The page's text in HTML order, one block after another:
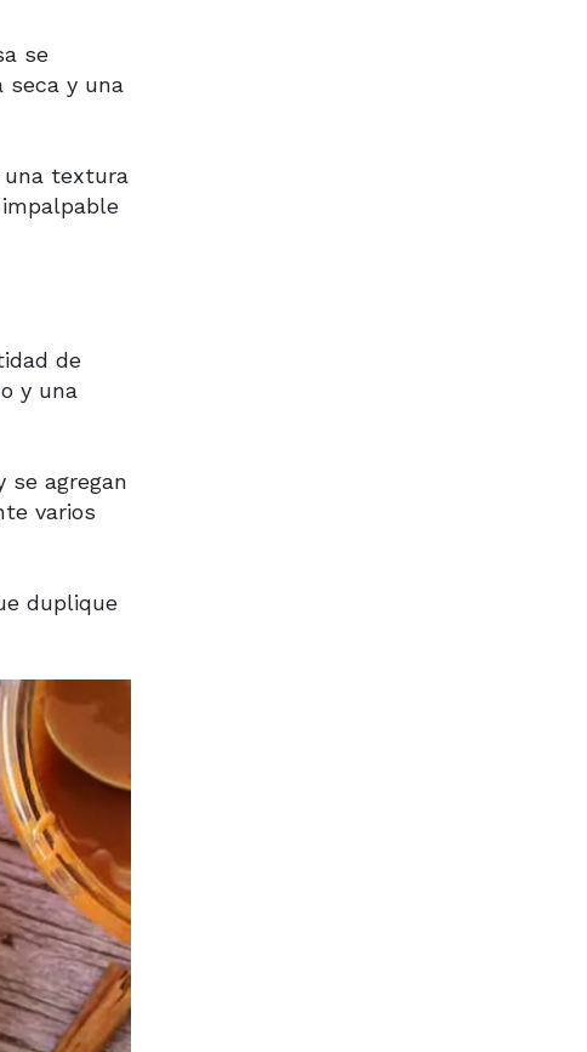
se
seca y una
una textura
de
y una
se agregan
varios
duplique